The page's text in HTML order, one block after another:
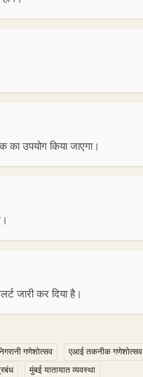
उपयोग किया जाएगा।
जारी कर दिया है।
गणेशोत्सव एआई तकनीक गणेशोत्सव
मुंबई यातायात व्यवस्था